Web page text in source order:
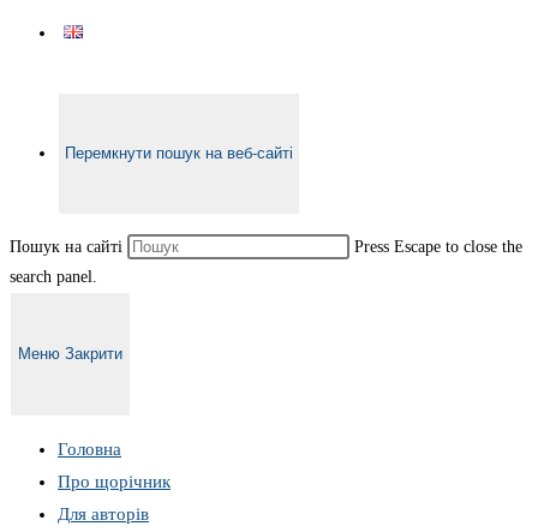
Перемкнути пошук на веб-сайті
Пошук на сайті
Press Escape to close the
search panel.
Меню Закрити
Головна
Про щорічник
Для авторів